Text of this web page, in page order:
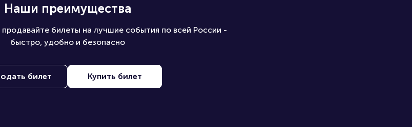
Наши преимущества
билеты на лучшие события по всей России -
быстро, удобно и безопасно
билет Купить билет